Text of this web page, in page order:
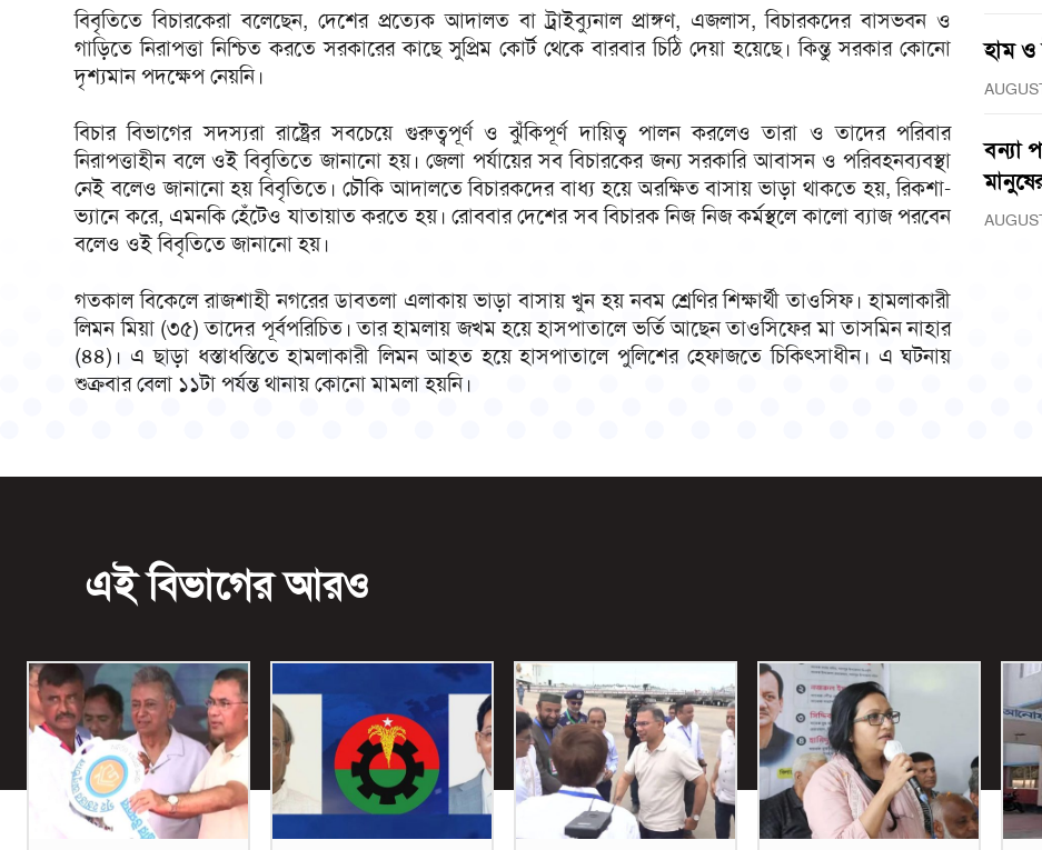
বিবৃতিতে বিচারকেরা বলেছেন, দেশের প্রত্যেক আদালত বা ট্রাইব্যুনাল প্রাঙ্গণ, এজলাস, বিচারকদের বাসভবন ও
গাড়িতে নিরাপত্তা নিশ্চিত করতে সরকারের কাছে সুপ্রিম কোর্ট থেকে বারবার চিঠি দেয়া হয়েছে। কিন্তু সরকার কোনো
দৃশ্যমান পদক্ষেপ নেয়নি।
বিচার বিভাগের সদস্যরা রাষ্ট্রের সবচেয়ে গুরুত্বপূর্ণ ও ঝুঁকিপূর্ণ দায়িত্ব পালন করলেও তারা ও তাদের পরিবার
নিরাপত্তাহীন বলে ওই বিবৃতিতে জানানো হয়। জেলা পর্যায়ের সব বিচারকের জন্য সরকারি আবাসন ও পরিবহনব্যবস্থা
নেই বলেও জানানো হয় বিবৃতিতে। চৌকি আদালতে বিচারকদের বাধ্য হয়ে অরক্ষিত বাসায় ভাড়া থাকতে হয়, রিকশা-
ভ্যানে করে, এমনকি হেঁটেও যাতায়াত করতে হয়। রোববার দেশের সব বিচারক নিজ নিজ কর্মস্থলে কালো ব্যাজ পরবেন
বলেও ওই বিবৃতিতে জানানো হয়।
গতকাল বিকেলে রাজশাহী নগরের ডাবতলা এলাকায় ভাড়া বাসায় খুন হয় নবম শ্রেণির শিক্ষার্থী তাওসিফ। হামলাকারী
লিমন মিয়া (৩৫) তাদের পূর্বপরিচিত। তার হামলায় জখম হয়ে হাসপাতালে ভর্তি আছেন তাওসিফের মা তাসমিন নাহার
(৪৪)। এ ছাড়া ধস্তাধস্তিতে হামলাকারী লিমন আহত হয়ে হাসপাতালে পুলিশের হেফাজতে চিকিৎসাধীন। এ ঘটনায়
শুক্রবার বেলা ১১টা পর্যন্ত থানায় কোনো মামলা হয়নি।
হাম ও
বন্যা
এই বিভাগের আরও